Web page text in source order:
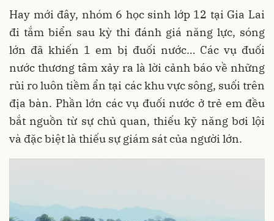
Hay mới đây, nhóm 6 học sinh lớp 12 tại Gia Lai
đi tắm biển sau kỳ thi đánh giá năng lực, sóng
lớn đã khiến 1 em bị đuối nước… Các vụ đuối
nước thương tâm xảy ra là lời cảnh báo về những
rủi ro luôn tiềm ẩn tại các khu vực sông, suối trên
địa bàn. Phần lớn các vụ đuối nước ở trẻ em đều
bắt nguồn từ sự chủ quan, thiếu kỹ năng bơi lội
và đặc biệt là thiếu sự giám sát của người lớn.